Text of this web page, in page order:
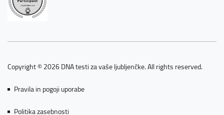
Copyright © 2026 DNA testi za vaše ljubljenčke. All rights reserved.
Pravila in pogoji uporabe
Politika zasebnosti